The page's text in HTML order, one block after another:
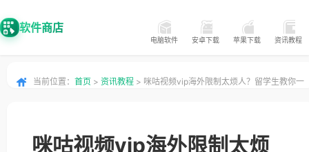
软件商店
电脑软件 安卓下载 苹果下载 资讯教程
当前位置： 首页 > 资讯教程 > 咪咕视频vip海外限制太烦人？留学生教你一
咪咕视频vip海外限制太烦